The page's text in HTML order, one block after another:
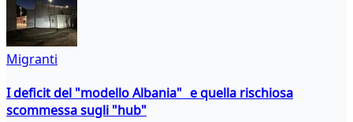
Migranti
I deficit del "modello Albania" e quella rischiosa
scommessa sugli "hub"